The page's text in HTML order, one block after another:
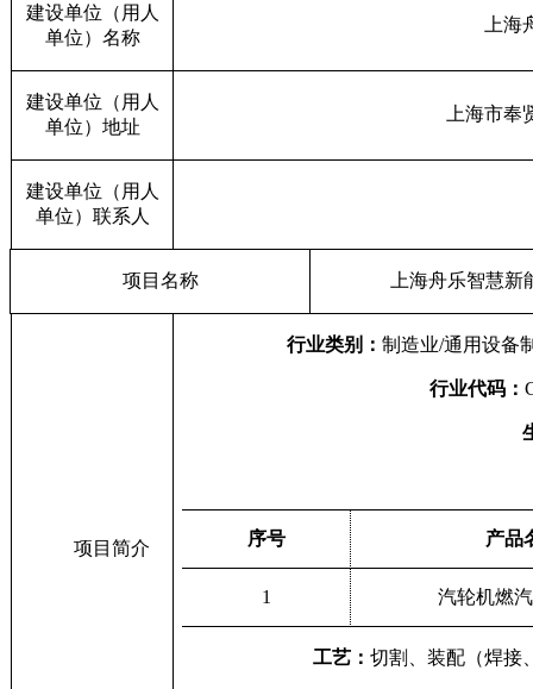
建设单位（用人
单位）名称
上
建设单位（用人
单位）地址
上海市奉
建设单位（用人
单位）联系人
项目名称 上海舟乐智慧
项目简介
行业类别： 制造业/通用设备
行业代码：
序号 产品
1 汽轮机燃
工艺： 切割、装配（焊接